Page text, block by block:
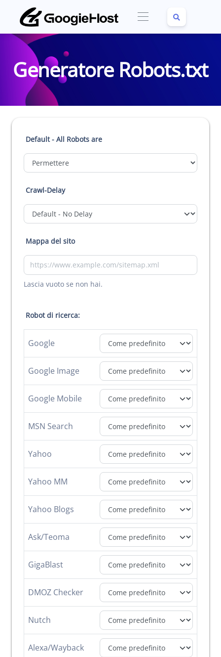
Generatore Robots.txt
Default - All Robots are
Crawl-Delay
Mappa del sito
Lascia vuoto se non hai.
Robot di ricerca:
Google
Google Image
Google Mobile
MSN Search
Yahoo
Yahoo MM
Yahoo Blogs
Ask/Teoma
GigaBlast
DMOZ Checker
Nutch
Alexa/Wayback